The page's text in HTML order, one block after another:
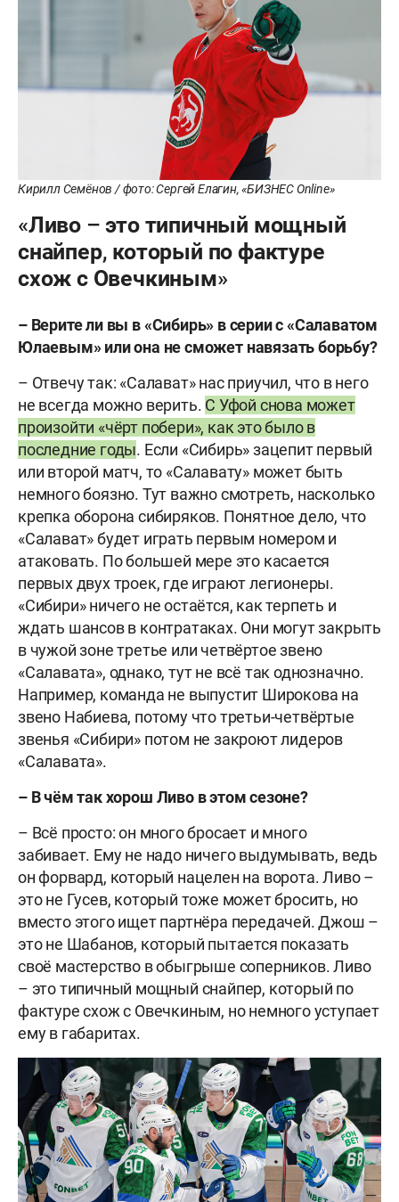
Кирилл Семёнов / фото: Сергей Елагин, «БИЗНЕС Online»
«Ливо – это типичный мощный
снайпер, который по фактуре
схож с Овечкиным»
– Верители вы в«Сибирь» в сериис«Салаватом
Юлаевым» илиона несможет навязатьборьбу?
– Отвечу так: «Салават» нас приучил, что в него
не всегда можно верить. С Уфой снова может
произойти «чёрт побери», как это было в
последние годы. Если «Сибирь» зацепит первый
или второй матч, то «Салавату» может быть
немного боязно. Тут важно смотреть, насколько
крепка оборона сибиряков. Понятное дело, что
«Салават» будет играть первым номером и
атаковать. По большей мере это касается
первых двух троек, где играют легионеры.
«Сибири» ничего не остаётся, как терпеть и
ждать шансов в контратаках. Они могут закрыть
в чужой зоне третье или четвёртое звено
«Салавата», однако, тут не всё так однозначно.
Например, команда не выпустит Широкова на
звено Набиева, потому что третьи-четвёртые
звенья «Сибири» потом не закроют лидеров
«Салавата».
– Вчём такхорош Ливо вэтомсезоне?
– Всё просто: он много бросает и много
забивает. Ему не надо ничего выдумывать, ведь
он форвард, который нацелен на ворота. Ливо –
это не Гусев, который тоже может бросить, но
вместо этого ищет партнёра передачей. Джош –
это не Шабанов, который пытается показать
своё мастерство в обыгрыше соперников. Ливо
– это типичный мощный снайпер, который по
фактуре схож с Овечкиным, но немного уступает
ему в габаритах.